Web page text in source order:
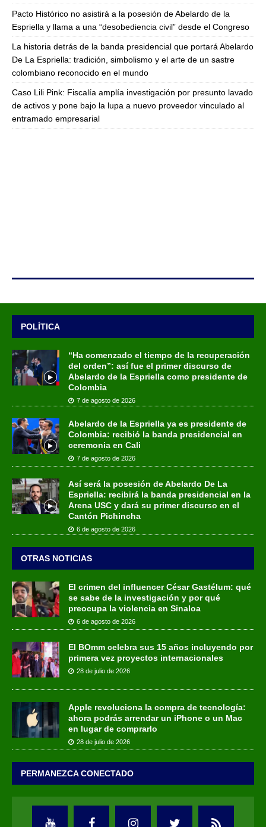
Pacto Histórico no asistirá a la posesión de Abelardo de la
Espriella y llama a una “desobediencia civil” desde el Congreso
La historia detrás de la banda presidencial que portará Abelardo
De La Espriella: tradición, simbolismo y el arte de un sastre
colombiano reconocido en el mundo
Caso Lili Pink: Fiscalía amplía investigación por presunto lavado
de activos y pone bajo la lupa a nuevo proveedor vinculado al
entramado empresarial
POLÍTICA
“Ha comenzado el tiempo de la recuperación
del orden”: así fue el primer discurso de
Abelardo de la Espriella como presidente de
Colombia
7 de agosto de 2026
Abelardo de la Espriella ya es presidente de
Colombia: recibió la banda presidencial en
ceremonia en Cali
7 de agosto de 2026
Así será la posesión de Abelardo De La
Espriella: recibirá la banda presidencial en la
Arena USC y dará su primer discurso en el
Cantón Pichincha
6 de agosto de 2026
OTRAS NOTICIAS
El crimen del influencer César Gastélum: qué
se sabe de la investigación y por qué
preocupa la violencia en Sinaloa
6 de agosto de 2026
El BOmm celebra sus 15 años incluyendo por
primera vez proyectos internacionales
28 de julio de 2026
Apple revoluciona la compra de tecnología:
ahora podrás arrendar un iPhone o un Mac
en lugar de comprarlo
28 de julio de 2026
PERMANEZCA CONECTADO